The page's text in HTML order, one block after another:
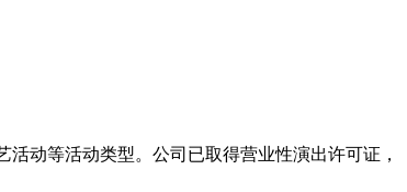
动等活动类型。公司已取得营业性演出许可证，